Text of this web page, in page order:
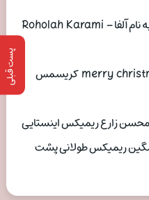
پست قبلی
دانلود آهنگ جدید روح الله کرمی به نام آلفا Roholah Karami –
دانلود آهنگ مری کریسمس merry christmas کریسمس
زارع ریمیکس اینستایی
ریمیکس طولانی پشت